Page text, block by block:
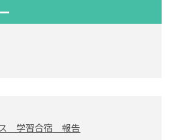
ス 学習合宿 報告